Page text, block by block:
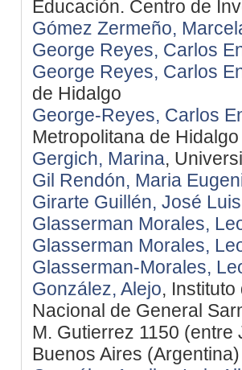
Educación. Centro de
Gómez Zermeño,
George Reyes, Carlos
George Reyes, Carlos
de Hidalgo
George-Reyes, Carlos
Metropolitana de Hidalgo
Gergich, Marina,
Gil Rendón, Maria
Girarte Guillén, José Luis
Glasserman Morales,
Glasserman Morales,
Glasserman-Morales,
González, Alejo,
Nacional de General
M. Gutierrez 1150
Buenos Aires (Argentina)